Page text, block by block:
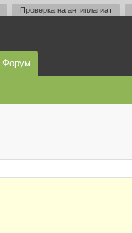
Проверка на антиплагиат
Форум